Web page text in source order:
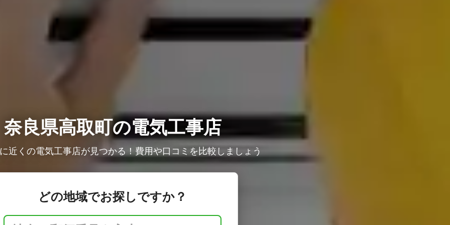
奈良県高取町の電気工事店
近くの電気工事店が見つかる！費用や口コミを比較しましょう
どの地域でお探しですか？